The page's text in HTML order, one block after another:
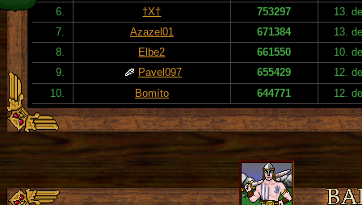
6.
†X† 753297
13.
7.
Azazel01 671384
13.
8.
Elbe2 661550
10.
9.
Pavel097 655429
12.
10.
Bomíto 644771 12.